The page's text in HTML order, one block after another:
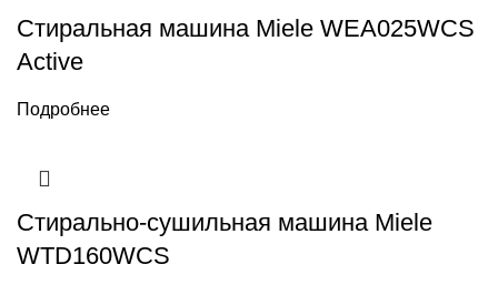
Стиральная машина Miele WEA025WCS
Active
Подробнее
Стирально-сушильная машина Miele
WTD160WCS